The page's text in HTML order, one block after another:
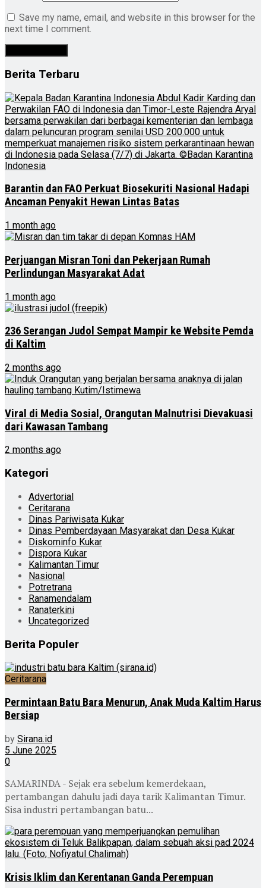
Save my name, email, and website in this browser for the
next time I comment.
Berita Terbaru
Barantin dan FAO Perkuat Biosekuriti Nasional Hadapi
Ancaman Penyakit Hewan Lintas Batas
1 month ago
Perjuangan Misran Toni dan Pekerjaan Rumah
Perlindungan Masyarakat Adat
1 month ago
236 Serangan Judol Sempat Mampir ke Website Pemda
di Kaltim
2 months ago
Viral di Media Sosial, Orangutan Malnutrisi Dievakuasi
dari Kawasan Tambang
2 months ago
Kategori
Advertorial
Ceritarana
Dinas Pariwisata Kukar
Dinas Pemberdayaan Masyarakat dan Desa Kukar
Diskominfo Kukar
Dispora Kukar
Kalimantan Timur
Nasional
Potretrana
Ranamendalam
Ranaterkini
Uncategorized
Berita Populer
Ceritarana
Permintaan Batu Bara Menurun, Anak Muda Kaltim Harus
Bersiap
by Sirana.id
5 June 2025
0
SAMARINDA - Sejak era sebelum kemerdekaan,
pertambangan dahulu jadi daya tarik Kalimantan Timur.
Sisa industri pertambangan batu...
Krisis Iklim dan Kerentanan Ganda Perempuan